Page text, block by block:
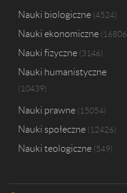
Nauki biologiczne 4524
Nauki ekonomiczne 16806
Nauki fizyczne 3146
Nauki humanistyczne
10439
Nauki prawne 15054
Nauki społeczne 12426
Nauki teologiczne 549